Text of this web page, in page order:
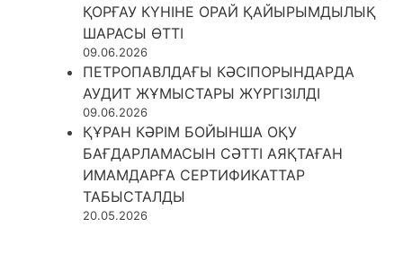
ҚОРҒАУ КҮНІНЕ ОРАЙ ҚАЙЫРЫМДЫЛЫҚ
ШАРАСЫ ӨТТІ
09.06.2026
ПЕТРОПАВЛДАҒЫ КӘСІПОРЫНДАРДА
АУДИТ ЖҰМЫСТАРЫ ЖҮРГІЗІЛДІ
09.06.2026
ҚҰРАН КӘРІМ БОЙЫНША ОҚУ
БАҒДАРЛАМАСЫН СӘТТІ АЯҚТАҒАН
ИМАМДАРҒА СЕРТИФИКАТТАР
ТАБЫСТАЛДЫ
20.05.2026